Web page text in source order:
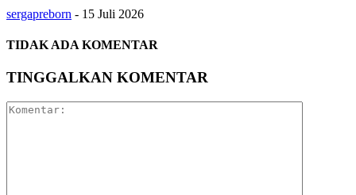
sergapreborn - 15 Juli 2026
TIDAK ADA KOMENTAR
TINGGALKAN KOMENTAR